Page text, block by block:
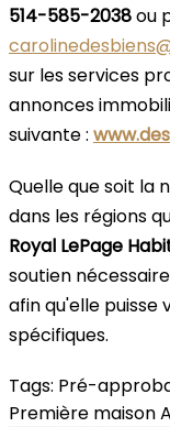
514-585-2038ou
sur les services
annonces
suivante :
Quelle que soit la
dans les régions
Royal LePage
soutien
afin qu'elle puisse
spécifiques.
Tags: Pré-
Première maison